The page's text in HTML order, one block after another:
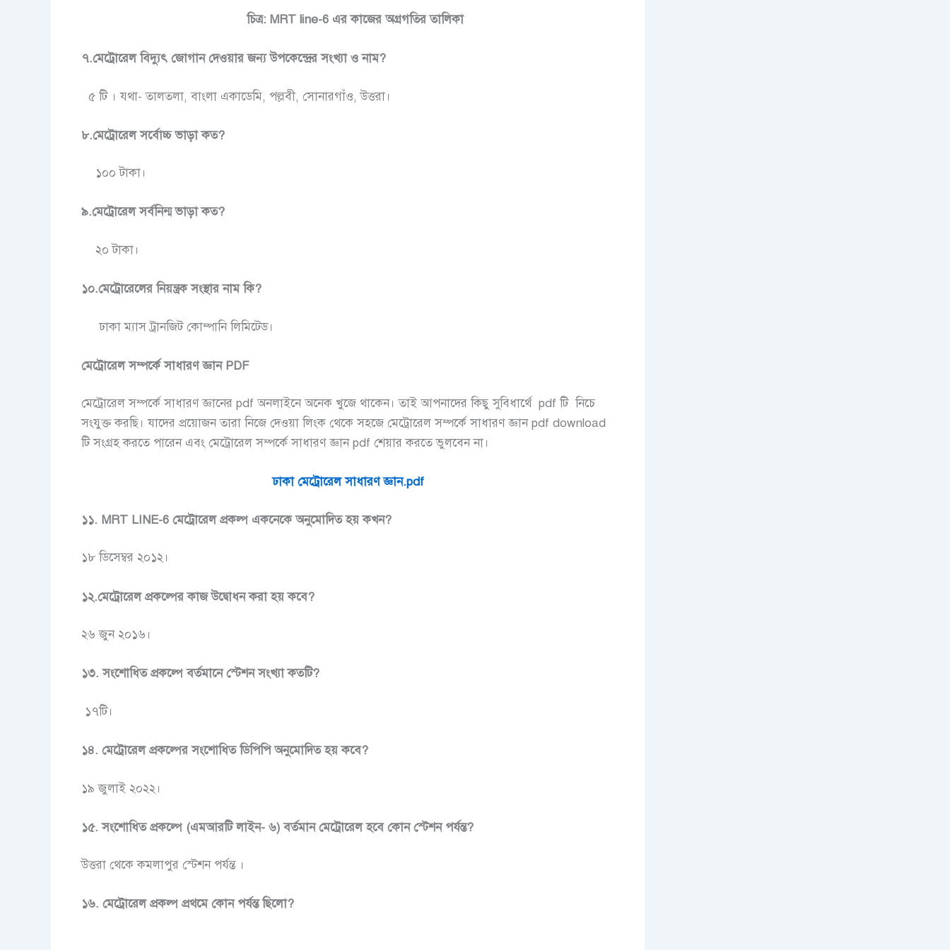
চিত্র: MRT line-6 এর কাজের অগ্রগতির তালিকা
৭.মেট্রোরেল বিদ্যুৎ জোগান দেওয়ার জন্য উপকেন্দ্রের সংখ্যা ও নাম?
৫ টি । যথা- তালতলা, বাংলা একাডেমি, পল্লবী, সোনারগাঁও, উত্তরা।
৮.মেট্রোরেল সর্বোচ্চ ভাড়া কত?
১০০ টাকা।
৯.মেট্রোরেল সর্বনিন্ম ভাড়া কত?
২০ টাকা।
১০.মেট্রোরেলের নিয়ন্ত্রক সংস্থার নাম কি?
ঢাকা ম্যাস ট্রানজিট কোম্পানি লিমিটেড।
মেট্রোরেল সম্পর্কে সাধারণ জ্ঞান PDF
মেট্রোরেল সম্পর্কে সাধারণ জ্ঞানের pdf অনলাইনে অনেক খুজে থাকেন। তাই আপনাদের কিছু সুবিধার্থে pdf টি নিচে
সংযুক্ত করছি। যাদের প্রয়োজন তারা নিজে দেওয়া লিংক থেকে সহজে মেট্রোরেল সম্পর্কে সাধারণ জ্ঞান pdf download
টি সংগ্রহ করতে পারেন এবং মেট্রোরেল সম্পর্কে সাধারণ জ্ঞান pdf শেয়ার করতে ভুলবেন না।
ঢাকা মেট্রোরেল সাধারণ জ্ঞান.pdf
১১. MRT LINE-6 মেট্রোরেল প্রকল্প একনেকে অনুমোদিত হয় কখন?
১৮ ডিসেম্বর ২০১২।
১২.মেট্রোরেল প্রকল্পের কাজ উদ্বোধন করা হয় কবে?
২৬ জুন ২০১৬।
১৩. সংশোধিত প্রকল্পে বর্তমানে স্টেশন সংখ্যা কতটি?
১৭টি।
১৪. মেট্রোরেল প্রকল্পের সংশোধিত ডিপিপি অনুমোদিত হয় কবে?
১৯ জুলাই ২০২২।
১৫. সংশোধিত প্রকল্পে (এমআরটি লাইন- ৬) বর্তমান মেট্রোরেল হবে কোনস্টেশন পর্যন্ত?
উত্তরা থেকে কমলাপুর স্টেশন পর্যন্ত ।
১৬. মেট্রোরেল প্রকল্প প্রথমে কোন পর্যন্ত ছিলো?